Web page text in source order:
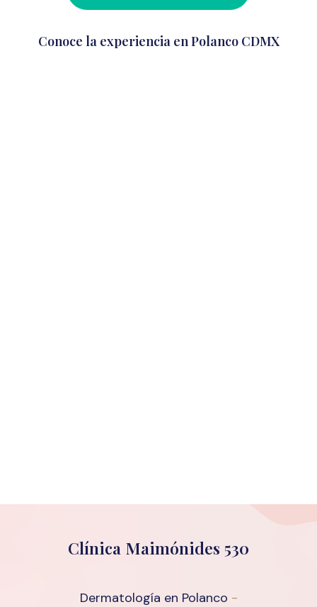
Conoce la experiencia en Polanco CDMX
Clínica Maimónides 530
Dermatología en Polanco -